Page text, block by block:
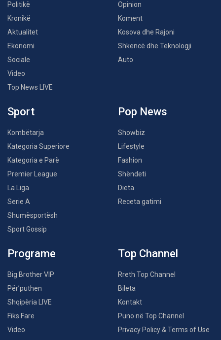
Politikë
Kronikë
Aktualitet
Ekonomi
Sociale
Video
Top News LIVE
Opinion
Koment
Kosova dhe Rajoni
Shkencë dhe Teknologji
Auto
Sport
Kombëtarja
Kategoria Superiore
Kategoria e Parë
Premier League
La Liga
Serie A
Shumësportësh
Sport Gossip
Pop News
Showbiz
Lifestyle
Fashion
Shëndeti
Dieta
Receta gatimi
Programe
Big Brother VIP
Për’puthen
Shqipëria LIVE
Fiks Fare
Video
Top Channel
Rreth Top Channel
Bileta
Kontakt
Puno në Top Channel
Privacy Policy & Terms of Use